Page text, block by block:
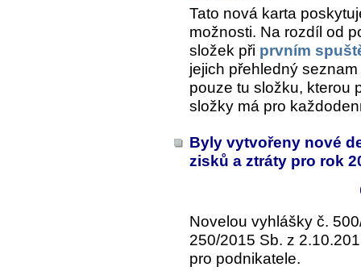
Tato nová karta
možnosti. Na rozdíl od
složek při prvním
jejich přehledný
pouze tu složku, kterou
složky má pro
Byly vytvořeny nové
zisků a ztráty pro rok
Novelou vyhlášky č.
250/2015 Sb. z
pro podnikatele.